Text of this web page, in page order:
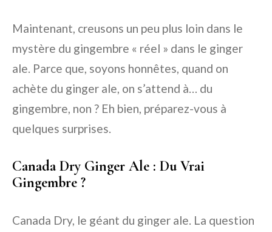
Maintenant, creusons un peu plus loin dans le
mystère du gingembre « réel » dans le ginger
ale. Parce que, soyons honnêtes, quand on
achète du ginger ale, on s’attend à… du
gingembre, non ? Eh bien, préparez-vous à
quelques surprises.
Canada Dry Ginger Ale : Du Vrai
Gingembre ?
Canada Dry, le géant du ginger ale. La question